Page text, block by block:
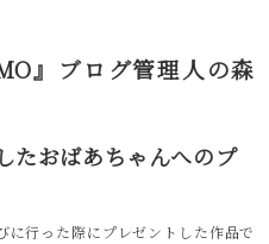
』ブログ管理人の森
たおばあちゃんへのプ
に行った際にプレゼントした作品で